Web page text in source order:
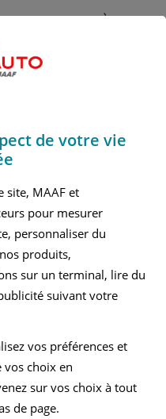
Rechercher À propos
auto MAAF
une
?
de votre vie
site, MAAF et
pour mesurer
personnaliser du
produits,
sur un terminal, lire du
suivant votre
vos préférences et
vos choix en
sur vos choix à tout
de page.